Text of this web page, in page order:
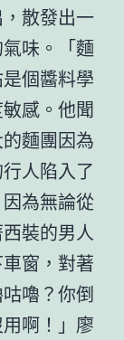
散發出一
味。「麵
個醬料學
感。他聞
麵團因為
人陷入了
為無論從
裝的男人
窗，對著
嚕？你倒
啊！」廖